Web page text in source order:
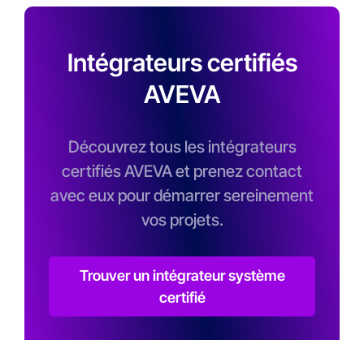
Intégrateurs certifiés
AVEVA
Découvrez tous les intégrateurs
certifiés AVEVA et prenez contact
avec eux pour démarrer sereinement
vos projets.
Trouver un intégrateur système
certifié